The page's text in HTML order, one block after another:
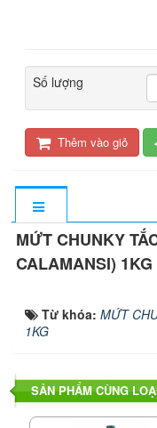
Số lượng
Thêm vào giỏ
MỨT CHUNKY
CALAMANSI) 1KG
Từ khóa: MỨT
1KG
SẢN PHẨM CÙNG